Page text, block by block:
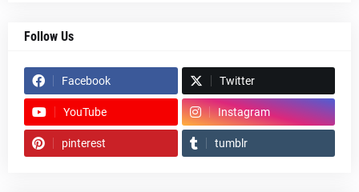
Follow Us
Facebook Twitter
YouTube Instagram
pinterest tumblr